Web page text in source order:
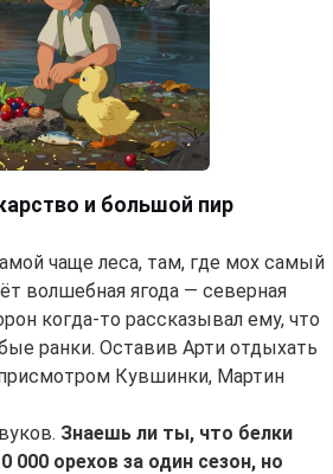
и большой пир
чаще леса, там, где мох самый
волшебная ягода — северная
когда-то рассказывал ему, что
ранки. Оставив Арти отдыхать
Кувшинки, Мартин
Знаешь ли ты, что белки
000 орехов за один сезон, но